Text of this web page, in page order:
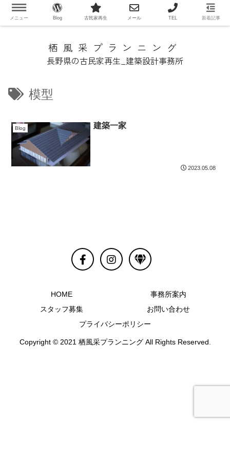
栖風采プランニング
長野県の古民家再生_建築設計事務所
模型
Blog 建築一家
2023.05.08
HOME
事務所案内
スタッフ募集
お問い合わせ
プライバシーポリシー
Copyright © 2021 栖風采プランニング All Rights Reserved.
メニュー Blog 古民家再生 メール TEL 新着記事